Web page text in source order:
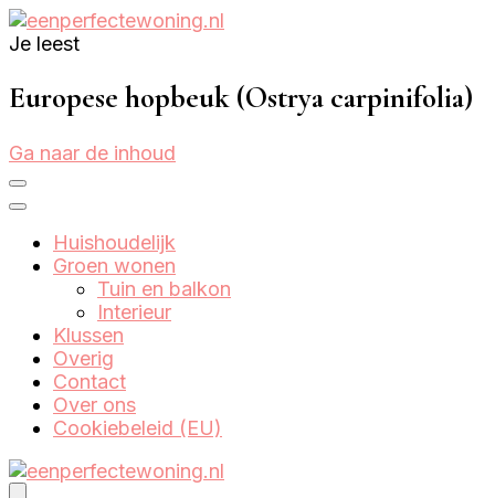
Je leest
Europese hopbeuk (Ostrya carpinifolia)
Ga naar de inhoud
Huishoudelijk
Groen wonen
Tuin en balkon
Interieur
Klussen
Overig
Contact
Over ons
Cookiebeleid (EU)